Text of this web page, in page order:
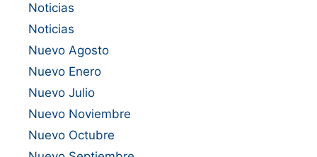
Noticias
Noticias
Nuevo Agosto
Nuevo Enero
Nuevo Julio
Nuevo Noviembre
Nuevo Octubre